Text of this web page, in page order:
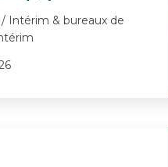
Intérim & bureaux de